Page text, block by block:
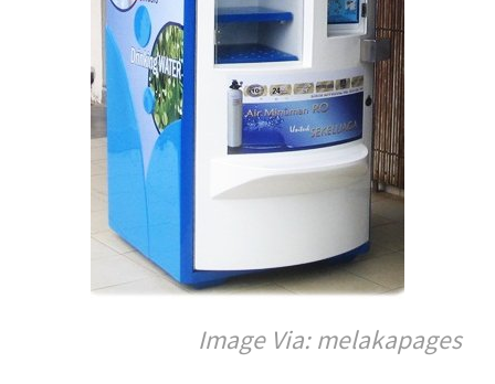
Image Via: melakapages